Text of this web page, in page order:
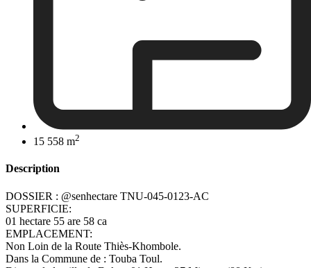
15 558 m2
Description
DOSSIER : @senhectare TNU-045-0123-AC
SUPERFICIE:
01 hectare 55 are 58 ca
EMPLACEMENT:
Non Loin de la Route Thiès-Khombole.
Dans la Commune de : Touba Toul.